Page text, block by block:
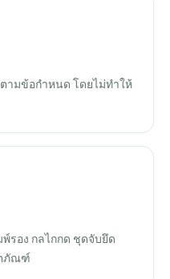
ามข้อกำหนด โดยไม่ทำให้
รอง กลไกกด ชุดจับยึด
ภัณฑ์